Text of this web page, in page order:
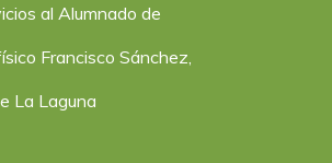
al Alumnado de
Francisco Sánchez,
La Laguna